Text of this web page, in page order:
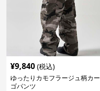
¥9,840 (税込)
ゆったりカモフラージュ柄カー
ゴパンツ